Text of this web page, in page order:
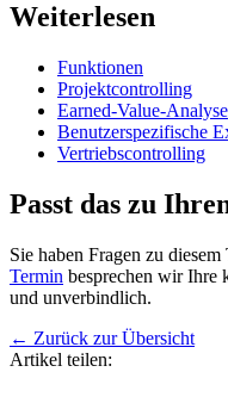
Weiterlesen
Funktionen
Projektcontrolling
Earned-Value-Analyse
Benutzerspezifische
Vertriebscontrolling
Passt das zu
Sie haben Fragen zu
Termin besprechen wir Ihre
und unverbindlich.
← Zurück zur Übersicht
Artikel teilen: